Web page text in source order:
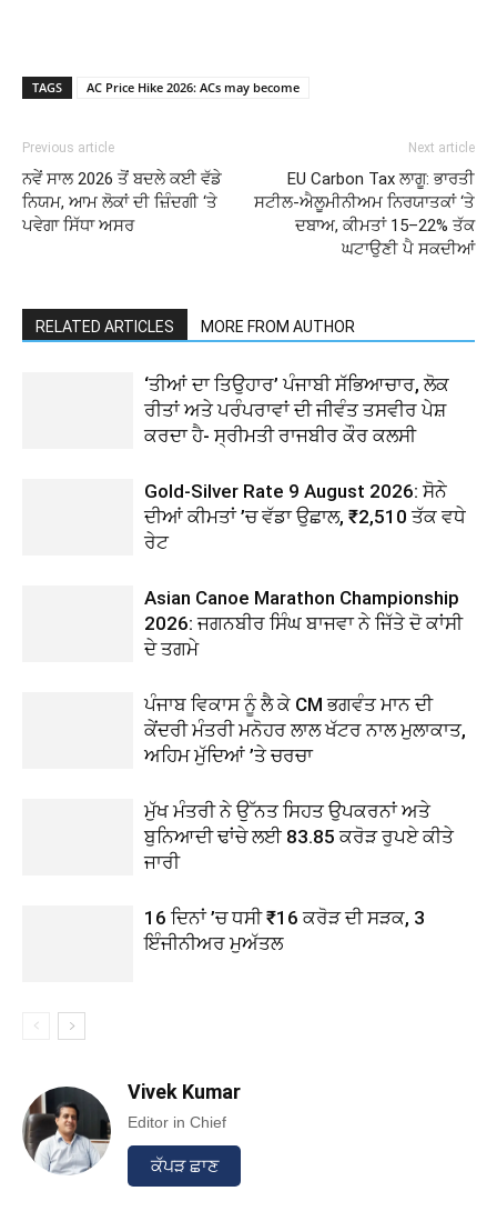
TAGS AC Price Hike 2026: ACs may become
Previous article
ਨਵੇਂ ਸਾਲ 2026 ਤੋਂ ਬਦਲੇ ਕਈ ਵੱਡੇ
ਨਿਯਮ, ਆਮ ਲੋਕਾਂ ਦੀ ਜ਼ਿੰਦਗੀ ‘ਤੇ
ਪਵੇਗਾ ਸਿੱਧਾ ਅਸਰ
Next article
EU Carbon Tax ਲਾਗੂ: ਭਾਰਤੀ
ਸਟੀਲ-ਐਲੂਮੀਨੀਅਮ ਨਿਰਯਾਤਕਾਂ ‘ਤੇ
ਦਬਾਅ, ਕੀਮਤਾਂ 15–22% ਤੱਕ
ਘਟਾਉਣੀ ਪੈ ਸਕਦੀਆਂ
RELATED ARTICLES MORE FROM AUTHOR
‘ਤੀਆਂ ਦਾ ਤਿਉਹਾਰ’ ਪੰਜਾਬੀ ਸੱਭਿਆਚਾਰ, ਲੋਕ
ਰੀਤਾਂ ਅਤੇ ਪਰੰਪਰਾਵਾਂ ਦੀ ਜੀਵੰਤ ਤਸਵੀਰ ਪੇਸ਼
ਕਰਦਾ ਹੈ- ਸ੍ਰੀਮਤੀ ਰਾਜਬੀਰ ਕੌਰ ਕਲਸੀ
Gold-Silver Rate 9 August 2026: ਸੋਨੇ
ਦੀਆਂ ਕੀਮਤਾਂ ’ਚ ਵੱਡਾ ਉਛਾਲ, ₹2,510 ਤੱਕ ਵਧੇ
ਰੇਟ
Asian Canoe Marathon Championship
2026: ਜਗਨਬੀਰ ਸਿੰਘ ਬਾਜਵਾ ਨੇ ਜਿੱਤੇ ਦੋ ਕਾਂਸੀ
ਦੇ ਤਗਮੇ
ਪੰਜਾਬ ਵਿਕਾਸ ਨੂੰ ਲੈ ਕੇ CM ਭਗਵੰਤ ਮਾਨ ਦੀ
ਕੇਂਦਰੀ ਮੰਤਰੀ ਮਨੋਹਰ ਲਾਲ ਖੱਟਰ ਨਾਲ ਮੁਲਾਕਾਤ,
ਅਹਿਮ ਮੁੱਦਿਆਂ ’ਤੇ ਚਰਚਾ
ਮੁੱਖ ਮੰਤਰੀ ਨੇ ਉੱਨਤ ਸਿਹਤ ਉਪਕਰਨਾਂ ਅਤੇ
ਬੁਨਿਆਦੀ ਢਾਂਚੇ ਲਈ 83.85 ਕਰੋੜ ਰੁਪਏ ਕੀਤੇ
ਜਾਰੀ
16 ਦਿਨਾਂ ’ਚ ਧਸੀ ₹16 ਕਰੋੜ ਦੀ ਸੜਕ, 3
ਇੰਜੀਨੀਅਰ ਮੁਅੱਤਲ
Vivek Kumar
Editor in Chief
ਕੱਪੜ ਛਾਣ